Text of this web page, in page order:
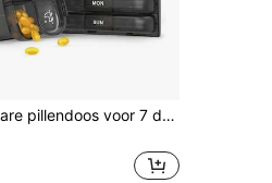
Draagbare pillendoos voor 7 dagen (7 vakjes + 1 opbergdoos), pillendoos, pillenrek, pillenflesje, pillendoos in snoepdoosvorm, pillendoos, pillendoos, meerkleurige reispillendoos met tussenschotten, voor het organiseren van ochtend-/middag-/avondmedicatie, zwarte pillendoos met 21 vakjes, draagbare plastic pillendoos